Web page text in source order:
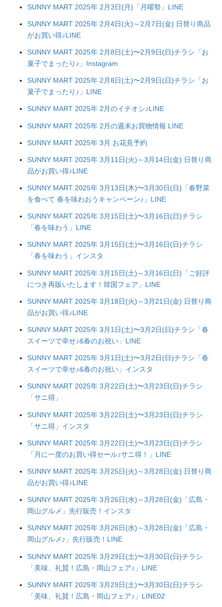
SUNNY MART 2025年 2月3日(月)「月曜祭」LINE
SUNNY MART 2025年 2月4日(火)～2月7日(金) 日替り商品
がお買い得♪LINE
SUNNY MART 2025年 2月8日(土)〜2月9日(日)チラシ「お
菓子でまったり♪」Instagram
SUNNY MART 2025年 2月8日(土)〜2月9日(日)チラシ「お
菓子でまったり♪」LINE
SUNNY MART 2025年 2月のイチオシ♪LINE
SUNNY MART 2025年 2月の週末お買物情報 LINE
SUNNY MART 2025年 3月 お花見予約
SUNNY MART 2025年 3月11日(火)～3月14日(金) 日替り商
品がお買い得♪LINE
SUNNY MART 2025年 3月13日(木)〜3月30日(日)「春野菜
を食べて 春を味わおうキャンペーン♪」LINE
SUNNY MART 2025年 3月15日(土)〜3月16日(日)チラシ
「春を味わう」LINE
SUNNY MART 2025年 3月15日(土)〜3月16日(日)チラシ
「春を味わう」インスタ
SUNNY MART 2025年 3月15日(土)～3月16日(日)「ご好評
につき再販いたします！韓国フェア」LINE
SUNNY MART 2025年 3月18日(火)～3月21日(金) 日替り商
品がお買い得♪LINE
SUNNY MART 2025年 3月1日(土)〜3月2日(日)チラシ「春
スイーツで幸せ♪&春のお祝い」LINE
SUNNY MART 2025年 3月1日(土)〜3月2日(日)チラシ「春
スイーツで幸せ♪&春のお祝い」インスタ
SUNNY MART 2025年 3月22日(土)〜3月23日(日)チラシ
「サニ得」
SUNNY MART 2025年 3月22日(土)〜3月23日(日)チラシ
「サニ得」インスタ
SUNNY MART 2025年 3月22日(土)〜3月23日(日)チラシ
「月に一度のお買い得セール♪サニ得！」LINE
SUNNY MART 2025年 3月25日(火)～3月28日(金) 日替り商
品がお買い得♪LINE
SUNNY MART 2025年 3月26日(水)～3月28日(金)「広島・
岡山グルメ」先行販売！インスタ
SUNNY MART 2025年 3月26日(水)～3月28日(金)「広島・
岡山グルメ♪」先行販売！LINE
SUNNY MART 2025年 3月29日(土)〜3月30日(日)チラシ
「美味、礼賛！広島・岡山フェア♪」LINE
SUNNY MART 2025年 3月29日(土)〜3月30日(日)チラシ
「美味、礼賛！広島・岡山フェア♪」LINE02